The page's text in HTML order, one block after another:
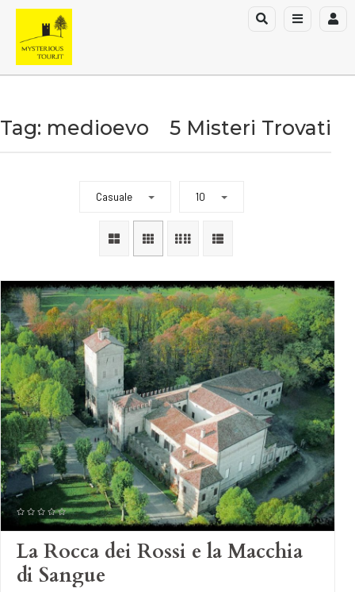
Tag: medioevo 5 Misteri Trovati
Casuale 10
La Rocca dei Rossi e la Macchia
di Sangue